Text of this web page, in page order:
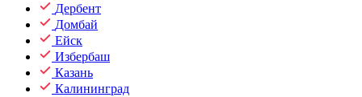
Дербент
Домбай
Ейск
Избербаш
Казань
Калининград